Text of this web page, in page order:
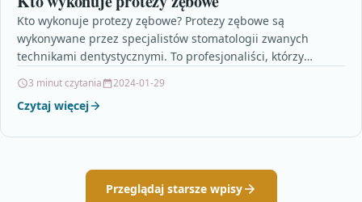
Kto wykonuje protezy zębowe? Protezy zębowe są
wykonywane przez specjalistów stomatologii zwanych
technikami dentystycznymi. To profesjonaliści, którzy
3 minut czytania 2024-01-29
Czytaj więcej
Przeglądaj starsze wpisy